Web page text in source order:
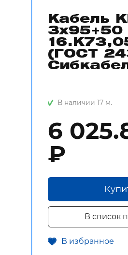
Кабель
3х95+50
(ГОСТ
В наличии 17 м.
6
₽
В список
В избранное